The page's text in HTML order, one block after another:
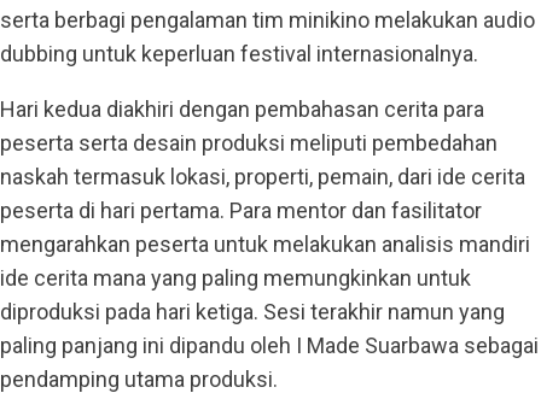
serta berbagi pengalaman tim minikino melakukan audio
dubbing untuk keperluan festival internasionalnya.
Hari kedua diakhiri dengan pembahasan cerita para
peserta serta desain produksi meliputi pembedahan
naskah termasuk lokasi, properti, pemain, dari ide cerita
peserta di hari pertama. Para mentor dan fasilitator
mengarahkan peserta untuk melakukan analisis mandiri
ide cerita mana yang paling memungkinkan untuk
diproduksi pada hari ketiga. Sesi terakhir namun yang
paling panjang ini dipandu oleh I Made Suarbawa sebagai
pendamping utama produksi.